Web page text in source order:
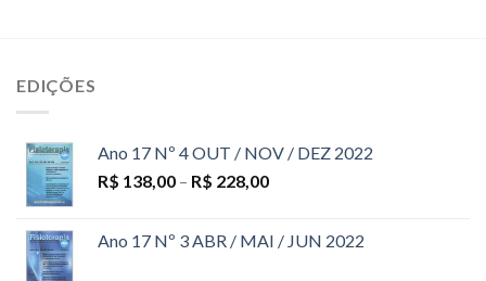
EDIÇÕES
Ano 17 Nº 4 OUT / NOV / DEZ 2022
R$ 138,00 – R$ 228,00
Ano 17 Nº 3 ABR / MAI / JUN 2022